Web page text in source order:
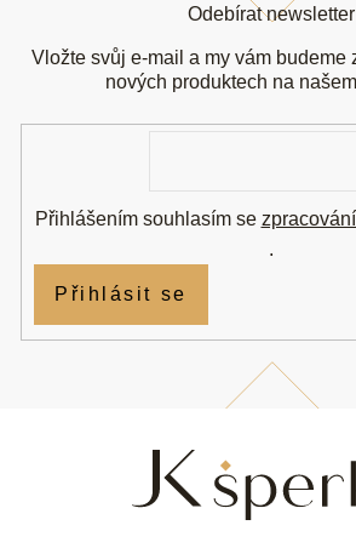
Odebírat newsletter
Vložte svůj e-mail a my vám budeme
nových produktech na
Přihlášením souhlasím se
.
Přihlásit se